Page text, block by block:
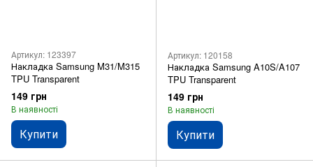
Артикул: 123397
Накладка Samsung M31/M315
TPU Transparent
149 грн
В наявності
Купити
Артикул: 120158
Накладка Samsung A10S/A107
TPU Transparent
149 грн
В наявності
Купити